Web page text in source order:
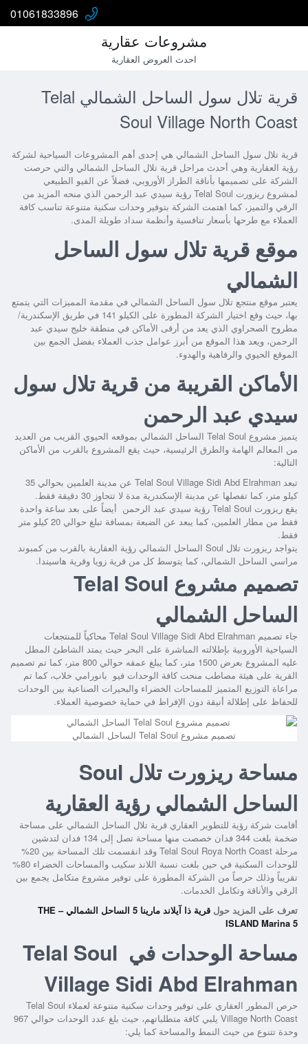
01061833896
مشروعات عقارية
احدث العروض العقارية
قرية تلال سول الساحل الشمالي Telal
Soul Village North Coast
قرية تلال سول الساحل الشمالي هي إحدى أهم المشروعات السياحية لشركة
رؤية العقارية وهي أحدث مراحل قرية تلال الساحل الشمالي والتي حرصت
الشركة على تصميمها بأناقة الطراز الأوروبي، فضلاً عن الفيو الطبيعي
لمشروع ريزورت Telal Soul رؤية سيدي عبد الرحمن
الذي منحه المزيد من
الرقي والتميز، كما اهتمت الشركة بتوفير وحدات سكنية متنوعة تناسب كافة
العملاء مع طرحها بأسعار تنافسية وأنظمة سداد طويلة المدى.
موقع قرية تلال سول الساحل
الشمالي
يعتبر موقع منتجع تلال سول الساحل الشمالي في مقدمة المميزات التي يتمتع
بها، حيث وقع اختيار الشركة المطورة على الكيلو 141 في طريق الإسكندرية/
مطروح الصحراوي الذي يعد من أرقى الأماكن في منطقة خليج سيدي عبد
الرحمن، ويعد هذا الموقع من أبرز عوامل جذب العملاء بفضل الجمع بين
الموقع الحيوي والرفاهية والهدوء.
الأماكن القريبة من قرية تلال سول
سيدي عبد الرحمن
يتميز مشروع Telal Soul الساحل الشمالي
بموقعه الحيوي القريب من العديد
من المعالم الهامة والطرق الرئيسية، حيث يقع المشروع بالقرب من الأماكن
التالية:
تبعد Telal Soul Village Sidi Abd Elrahman
عن مدينة العلمين بحوالي 35
كيلو متر، كما تفصلها عن مدينة الإسكندرية مدة لا تتجاوز 30 دقيقة فقط.
يقع ريزورت Telal Soul رؤية سيدي عبد الرحمن
أيضاً على بعد ساعة واحدة
فقط من مطار العلمين، كما يبعد عن الضبعة بمسافة تبلغ حوالي 20 كيلو متر
فقط.
يتواجد ريزورت تلال Soul الساحل الشمالي رؤية العقارية
بالقرب من كمبوند
مراسي الساحل الشمالي، كما يتوسط كل من قرية زويا وقرية هاسيندا.
تصميم مشروع Telal Soul
الساحل الشمالي
جاء تصميم Telal Soul Village Sidi Abd Elrahman محاكياً للمنتجعات
السياحية الأوروبية بإطلالته المباشرة على البحر حيث يمتد الشاطئ المطل
عليه المشروع بعرض 1500 متر، كما يبلغ عمقه حوالي 800 متر، كما تم تصميم
القرية على هيئة مصاطب منحت كافة الوحدات فيو بانورامي خلاب، كما تم
مراعاة التوزيع المتميز للمساحات الخضراء والبحيرات الصناعية بين الوحدات
للحفاظ على إطلالة أنيقة دون الإفراط في حماية خصوصية العملاء.
تصميم مشروع Telal Soul الساحل الشمالي
مساحة ريزورت تلال Soul
الساحل الشمالي رؤية العقارية
أقامت شركة رؤية للتطوير العقاري قرية تلال الساحل الشمالي على مساحة
ضخمة بلغت 344 فدان خصصت منها مساحة تصل إلى 134 فدان لتدشين
مرحلة Telal Soul Roya North Coast
وقد انقسمت تلك المساحة بين 20%
للوحدات السكنية في حين بلغت نسبة اللاند سكيب والمساحات الخضراء 80%
تقريباً وذلك حرصاً من الشركة المطورة على توفير مشروع متكامل يجمع بين
الرقي والأناقة وتكامل الخدمات.
تعرف على المزيد حول
قرية ذا آيلاند مارينا 5 الساحل الشمالي – THE
ISLAND Marina 5
مساحة الوحدات في Telal Soul
Village Sidi Abd Elrahman
حرص المطور العقاري على توفير وحدات سكنية متنوعة لعملاء Telal Soul
Village North Coast
يلبي كافة متطلباتهم، حيث بلغ عدد الوحدات حوالي 967
وحدة تتنوع من حيث النمط والمساحة كما يلي: